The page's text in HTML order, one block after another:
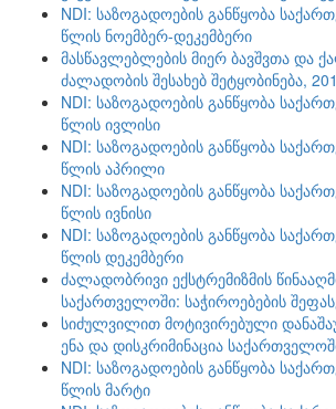
NDI: საზოგადოების განწყობა
წლის ნოემბერ-დეკემბერი
მასწავლებლების მიერ ბავშვთა და
ძალადობის შესახებ შეტყობინება,
NDI: საზოგადოების განწყობა
წლის ივლისი
NDI: საზოგადოების განწყობა
წლის აპრილი
NDI: საზოგადოების განწყობა
წლის ივნისი
NDI: საზოგადოების განწყობა
წლის დეკემბერი
ძალადობრივი ექსტრემიზმის
საქართველოში: საჭიროებების
სიძულვილით მოტივირებული
ენა და დისკრიმინაცია
NDI: საზოგადოების განწყობა
წლის მარტი